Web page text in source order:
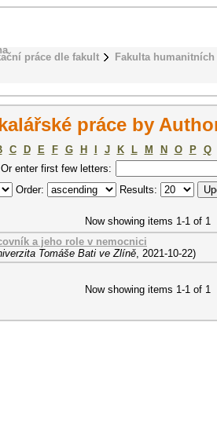
práce dle fakult
Fakulta
práce by
C D E F G H J K L M N O P
Q
Or enter first few letters:
Order: Results:
Now showing items 1-1 of 1
a jeho role v nemocnici
Tomáše Bati ve Zlíně, 2021-10-22)
Now showing items 1-1 of 1